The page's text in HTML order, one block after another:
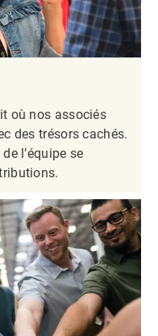
où nos associés
des trésors cachés.
l’équipe se